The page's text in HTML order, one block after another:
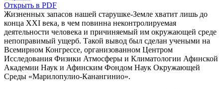
Открыть в PDF
Жизненных запасов нашей старушке-Земле хватит лишь до
конца XXI века, в чем повинна неконтролируемая
деятельности человека и причиняемый им окружающей среде
непоправимый ущерб. Такой вывод был сделан учеными на
Всемирном Конгрессе, организованном Центром
Исследования Физики Атмосферы и Климатологии Афинской
Академии Наук и Афинским Фондом Наук Окружающей
Среды «Марилопулио-Канангинио».